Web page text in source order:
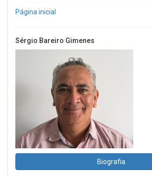
Página inicial
Sérgio Bareiro Gimenes
Biografia